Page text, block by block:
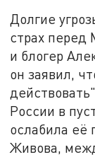
Долгие
страх перед
и блогер
он заявил,
России в
ослабила её
Живова,